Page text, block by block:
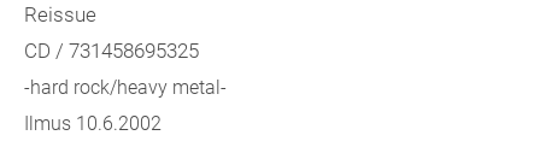
Reissue
CD / 731458695325
-hard rock/heavy metal-
Ilmus 10.6.2002